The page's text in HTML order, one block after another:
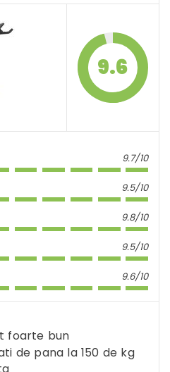
9.6
9.7/10
9.5/10
9.8/10
9.5/10
9.6/10
foarte bun
de pana la 150 de kg